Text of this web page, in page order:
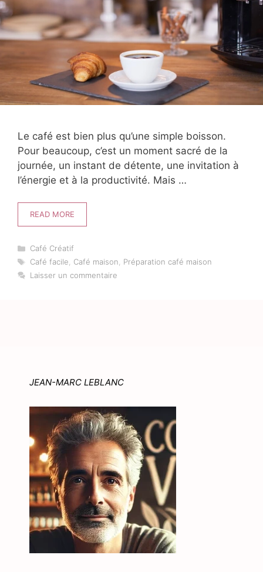
Le café est bien plus qu’une simple boisson.
Pour beaucoup, c’est un moment sacré de la
journée, un instant de détente, une invitation à
l’énergie et à la productivité. Mais …
READ MORE
Catégories
Café Créatif
Étiquettes
Café facile, Café maison, Préparation café maison
Laisser un commentaire
JEAN-MARC LEBLANC